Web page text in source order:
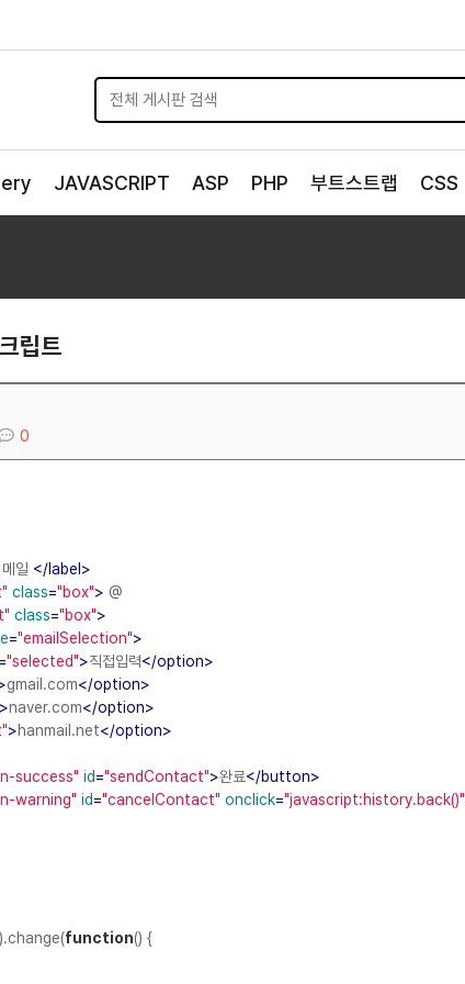
JAVASCRIPT ASP PHP 부트스트랩 CSS
립트
0
일 </label >
class="box"> @
class="box">
="emailSelection">
="selected">직접입력</option>
gmail.com</option>
>naver.com</option>
>hanmail.net</option>
success" id="sendContact">완료</button>
warning" id="cancelContact" onclick="javascript:history.back()"
).change(function() {